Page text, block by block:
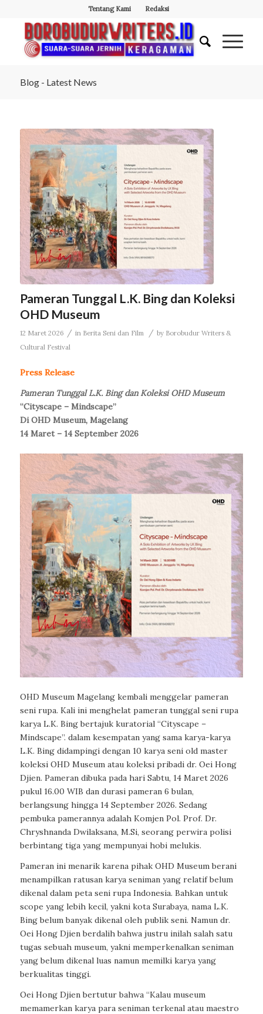
Tentang Kami Redaksi
Blog - Latest News
Pameran Tunggal L.K. Bing dan Koleksi
OHD Museum
12 Maret 2026 / in Berita Seni dan Film / by Borobudur Writers &
Cultural Festival
Press Release
Pameran Tunggal L.K. Bing dan Koleksi OHD Museum
“Cityscape – Mindscape”
Di OHD Museum, Magelang
14 Maret – 14 September 2026
OHD Museum Magelang kembali menggelar pameran
seni rupa. Kali ini menghelat pameran tunggal seni rupa
karya L.K. Bing bertajuk kuratorial “Cityscape –
Mindscape”. dalam kesempatan yang sama karya-karya
L.K. Bing didampingi dengan 10 karya seni old master
koleksi OHD Museum atau koleksi pribadi dr. Oei Hong
Djien. Pameran dibuka pada hari Sabtu, 14 Maret 2026
pukul 16.00 WIB dan durasi pameran 6 bulan,
berlangsung hingga 14 September 2026. Sedang
pembuka pamerannya adalah Komjen Pol. Prof. Dr.
Chryshnanda Dwilaksana, M.Si, seorang perwira polisi
berbintang tiga yang mempunyai hobi melukis.
Pameran ini menarik karena pihak OHD Museum berani
menampilkan ratusan karya seniman yang relatif belum
dikenal dalam peta seni rupa Indonesia. Bahkan untuk
scope yang lebih kecil, yakni kota Surabaya, nama L.K.
Bing belum banyak dikenal oleh publik seni. Namun dr.
Oei Hong Djien berdalih bahwa justru inilah salah satu
tugas sebuah museum, yakni memperkenalkan seniman
yang belum dikenal luas namun memilki karya yang
berkualitas tinggi.
Oei Hong Djien bertutur bahwa “Kalau museum
memamerkan karya para seniman terkenal atau maestro